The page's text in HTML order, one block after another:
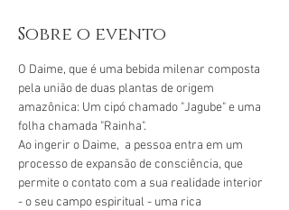
Sobre o evento
O Daime, que é uma bebida milenar composta
pela união de duas plantas de origem
amazônica: Um cipó chamado "Jagube" e uma
folha chamada "Rainha".
Ao ingerir o Daime,  a pessoa entra em um
processo de expansão de consciência, que
permite o contato com a sua realidade interior
- o seu campo espiritual - uma rica